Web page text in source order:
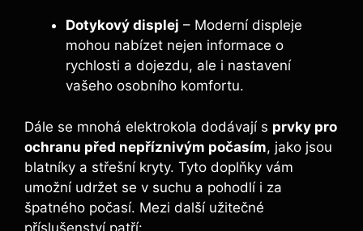
Dotykový displej – Moderní displeje
mohou nabízet nejen informace o
rychlosti a dojezdu, ale i nastavení
vašeho osobního komfortu.
Dále se mnohá elektrokola dodávají s prvky pro
ochranu před nepříznivým počasím, jako jsou
blatníky a střešní kryty. Tyto doplňky vám
umožní udržet se v suchu a pohodlí i za
špatného počasí. Mezi další užitečné
příslušenství patří: